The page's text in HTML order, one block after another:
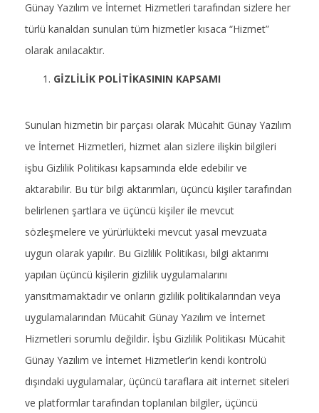
Günay Yazılım ve İnternet Hizmetleri tarafından sizlere her
türlü kanaldan sunulan tüm hizmetler kısaca “Hizmet”
olarak anılacaktır.
GİZLİLİK POLİTİKASININ KAPSAMI
Sunulan hizmetin bir parçası olarak Mücahit Günay Yazılım
ve İnternet Hizmetleri, hizmet alan sizlere ilişkin bilgileri
işbu Gizlilik Politikası kapsamında elde edebilir ve
aktarabilir. Bu tür bilgi aktarımları, üçüncü kişiler tarafından
belirlenen şartlara ve üçüncü kişiler ile mevcut
sözleşmelere ve yürürlükteki mevcut yasal mevzuata
uygun olarak yapılır. Bu Gizlilik Politikası, bilgi aktarımı
yapılan üçüncü kişilerin gizlilik uygulamalarını
yansıtmamaktadır ve onların gizlilik politikalarından veya
uygulamalarından Mücahit Günay Yazılım ve İnternet
Hizmetleri sorumlu değildir. İşbu Gizlilik Politikası Mücahit
Günay Yazılım ve İnternet Hizmetler’in kendi kontrolü
dışındaki uygulamalar, üçüncü taraflara ait internet siteleri
ve platformlar tarafından toplanılan bilgiler, üçüncü